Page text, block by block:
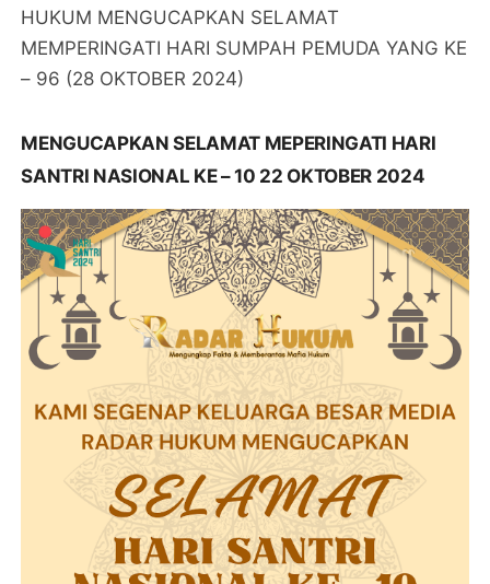
HUKUM MENGUCAPKAN SELAMAT
MEMPERINGATI HARI SUMPAH PEMUDA YANG KE
– 96 (28 OKTOBER 2024)
MENGUCAPKAN SELAMAT MEPERINGATI HARI
SANTRI NASIONAL KE – 10 22 OKTOBER 2024